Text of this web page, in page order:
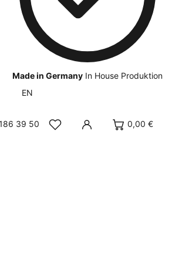
Made in Germany In House Produktion
EN
39 50 0,00 €